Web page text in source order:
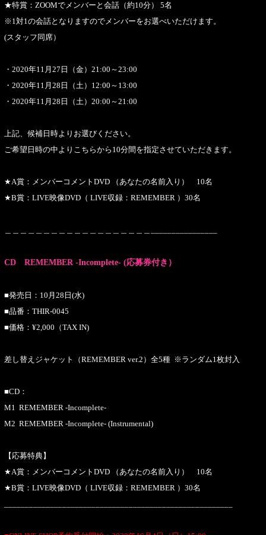
★特賞：ZOOMでメンバーと会話（約10分） 5名
※1対1の会話となりますのでメンバーをお選べいただけます。
(スタッフ同席）
・2020年11月27日（金）21:00～23:00
・2020年11月28日（土）12:00～13:00
・2020年11月28日（土）20:00～21:00
上記、候補日時よりお選びください。
ご希望日時の中よりこちらから10分間を指定させていただきます。
★A賞：メンバーコメントDVD （あなたの名前入り） 10名
★B賞：LIVE映像DVD（ LIVE収録：REMEMBER ）30名
CD REMEMBER -Incomplete- (応募券付き）
■発売日：10月28日(水)
■品番：THIR-0045
■価格：¥2,000（TAX IN)
差し替えジャケット（REMEMBER ver.2）全5種 ※ランダム1枚封入
■CD：
M1 REMEMBER -Incomplete-
M2 REMEMBER -Incomplete- (Instrumental)
【応募特典】
★A賞：メンバーコメントDVD （あなたの名前入り） 10名
★B賞：LIVE映像DVD（ LIVE収録：REMEMBER ）30名